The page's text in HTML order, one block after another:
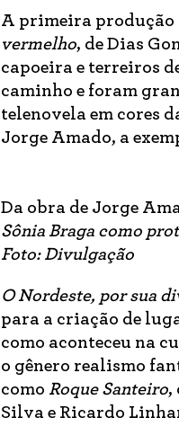
A primeira produção
vermelho, de Dias
capoeira e terreiros
caminho e foram
telenovela em cores
Jorge Amado, a
Da obra de Jorge
Sônia Braga como
Foto: Divulgação
O Nordeste, por sua
para a criação de
como aconteceu na
o gênero realismo
como Roque Santeiro,
Silva e Ricardo